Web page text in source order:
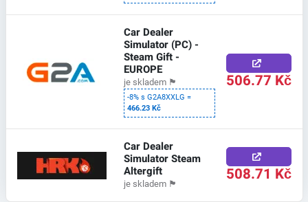
Car Dealer
Simulator (PC) -
Steam Gift -
EUROPE
je skladem 🏴
-8% s G2A8XXLG =
466.23 Kč
506.77 Kč
Car Dealer
Simulator Steam
Altergift
je skladem 🏴 508.71 Kč